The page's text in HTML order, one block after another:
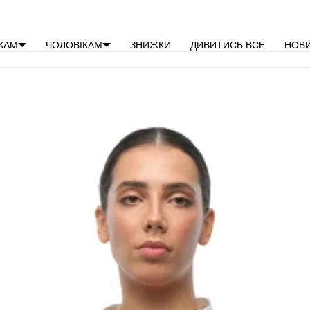
ЧОЛОВІКАМ ЗНИЖКИ ДИВИТИСЬ ВСЕ